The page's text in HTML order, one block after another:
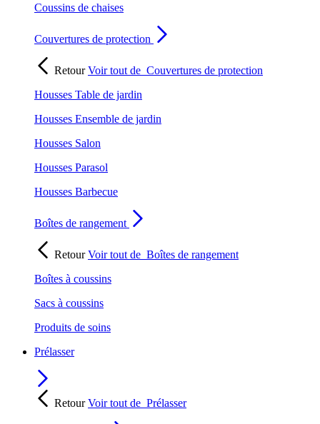
Coussins de chaises
Couvertures de protection
RetourVoir tout de Couvertures de protection
Housses Table de jardin
Housses Ensemble de jardin
Housses Salon
Housses Parasol
Housses Barbecue
Boîtes de rangement
RetourVoir tout de Boîtes de rangement
Boîtes à coussins
Sacs à coussins
Produits de soins
Prélasser
RetourVoir tout de Prélasser